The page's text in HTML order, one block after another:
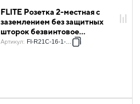
FLITE Розетка 2-местная с
заземлением без защитных
шторок безвинтовое
крепление 16А РС12-1-К-ФлЛ
Артикул: FI-R21C-16-1-K88